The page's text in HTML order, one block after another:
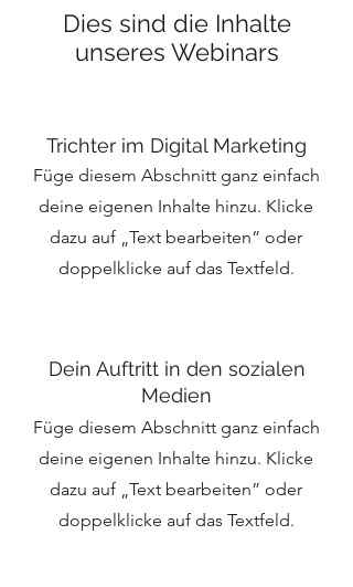
Dies sind die Inhalte
unseres Webinars
Trichter im Digital Marketing
Füge diesem Abschnitt ganz einfach
deine eigenen Inhalte hinzu. Klicke
dazu auf „Text bearbeiten” oder
doppelklicke auf das Textfeld.
Dein Auftritt in den sozialen
Medien
Füge diesem Abschnitt ganz einfach
deine eigenen Inhalte hinzu. Klicke
dazu auf „Text bearbeiten” oder
doppelklicke auf das Textfeld.